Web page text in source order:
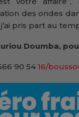
des ondes
pris part au
Doumba,
90 54 16/